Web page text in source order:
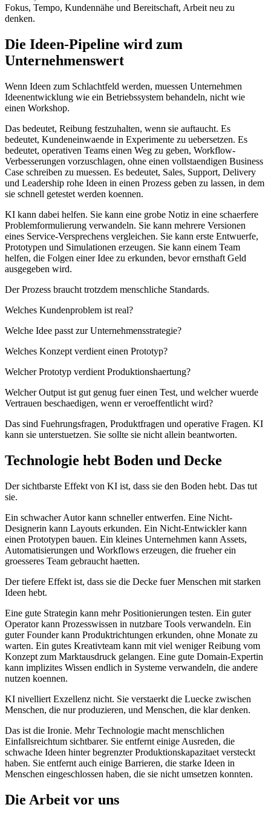
Fokus, Tempo, Kundennähe und Bereitschaft, Arbeit neu zu
denken.
Die Ideen-Pipeline wird zum
Unternehmenswert
Wenn Ideen zum Schlachtfeld werden, muessen Unternehmen
Ideenentwicklung wie ein Betriebssystem behandeln, nicht wie
einen Workshop.
Das bedeutet, Reibung festzuhalten, wenn sie auftaucht. Es
bedeutet, Kundeneinwaende in Experimente zu uebersetzen. Es
bedeutet, operativen Teams einen Weg zu geben, Workflow-
Verbesserungen vorzuschlagen, ohne einen vollstaendigen Business
Case schreiben zu muessen. Es bedeutet, Sales, Support, Delivery
und Leadership rohe Ideen in einen Prozess geben zu lassen, in dem
sie schnell getestet werden koennen.
KI kann dabei helfen. Sie kann eine grobe Notiz in eine schaerfere
Problemformulierung verwandeln. Sie kann mehrere Versionen
eines Service-Versprechens vergleichen. Sie kann erste Entwuerfe,
Prototypen und Simulationen erzeugen. Sie kann einem Team
helfen, die Folgen einer Idee zu erkunden, bevor ernsthaft Geld
ausgegeben wird.
Der Prozess braucht trotzdem menschliche Standards.
Welches Kundenproblem ist real?
Welche Idee passt zur Unternehmensstrategie?
Welches Konzept verdient einen Prototyp?
Welcher Prototyp verdient Produktionshaertung?
Welcher Output ist gut genug fuer einen Test, und welcher wuerde
Vertrauen beschaedigen, wenn er veroeffentlicht wird?
Das sind Fuehrungsfragen, Produktfragen und operative Fragen. KI
kann sie unterstuetzen. Sie sollte sie nicht allein beantworten.
Technologie hebt Boden und Decke
Der sichtbarste Effekt von KI ist, dass sie den Boden hebt. Das tut
sie.
Ein schwacher Autor kann schneller entwerfen. Eine Nicht-
Designerin kann Layouts erkunden. Ein Nicht-Entwickler kann
einen Prototypen bauen. Ein kleines Unternehmen kann Assets,
Automatisierungen und Workflows erzeugen, die frueher ein
groesseres Team gebraucht haetten.
Der tiefere Effekt ist, dass sie die Decke fuer Menschen mit starken
Ideen hebt.
Eine gute Strategin kann mehr Positionierungen testen. Ein guter
Operator kann Prozesswissen in nutzbare Tools verwandeln. Ein
guter Founder kann Produktrichtungen erkunden, ohne Monate zu
warten. Ein gutes Kreativteam kann mit viel weniger Reibung vom
Konzept zum Marktausdruck gelangen. Eine gute Domain-Expertin
kann implizites Wissen endlich in Systeme verwandeln, die andere
nutzen koennen.
KI nivelliert Exzellenz nicht. Sie verstaerkt die Luecke zwischen
Menschen, die nur produzieren, und Menschen, die klar denken.
Das ist die Ironie. Mehr Technologie macht menschlichen
Einfallsreichtum sichtbarer. Sie entfernt einige Ausreden, die
schwache Ideen hinter begrenzter Produktionskapazitaet versteckt
haben. Sie entfernt auch einige Barrieren, die starke Ideen in
Menschen eingeschlossen haben, die sie nicht umsetzen konnten.
Die Arbeit vor uns